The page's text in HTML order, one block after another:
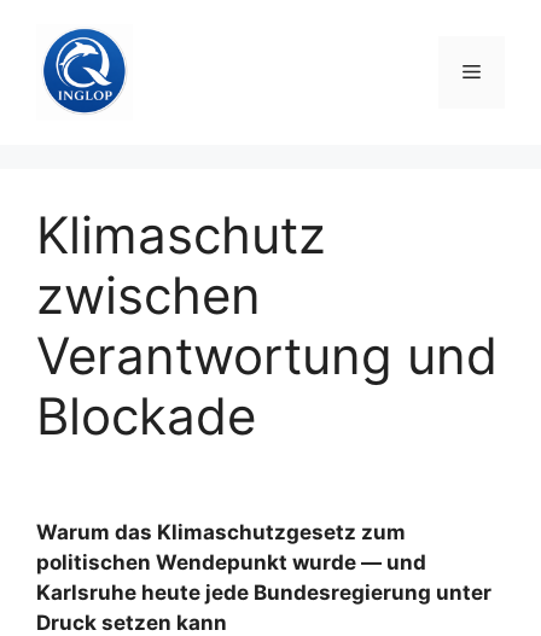
Inhalt
springen
Menü
Klimaschutz
zwischen
Verantwortung und
Blockade
Warum das Klimaschutzgesetz zum
politischen Wendepunkt wurde — und
Karlsruhe heute jede Bundesregierung unter
Druck setzen kann